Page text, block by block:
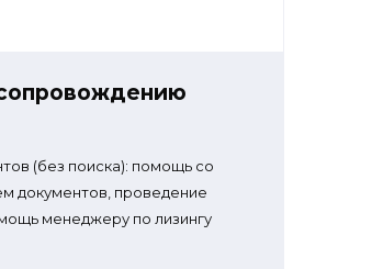
(без поиска): помощь со
документов, проведение
менеджеру по лизингу